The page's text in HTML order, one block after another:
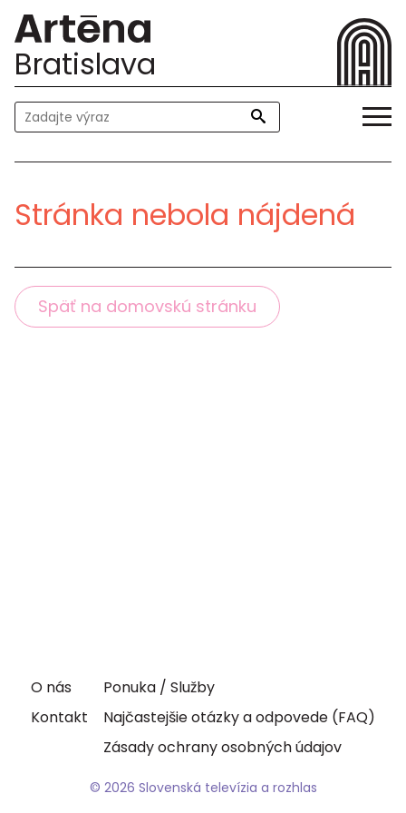
Bratislava
Stránka nebola nájdená
Späť na domovskú stránku
O nás
Kontakt
Ponuka / Služby
Najčastejšie otázky a odpovede (FAQ)
Zásady ochrany osobných údajov
© 2026 Slovenská televízia a rozhlas